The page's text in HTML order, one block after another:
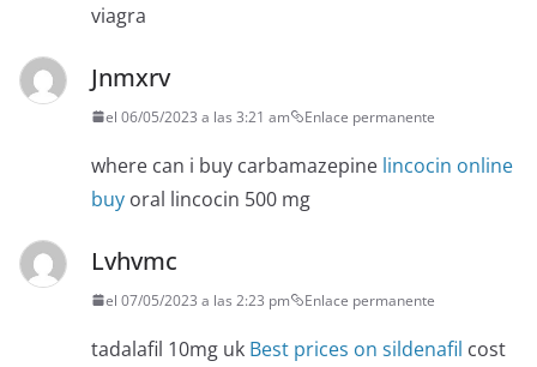
viagra
Jnmxrv
el 06/05/2023 a las 3:21 am Enlace permanente
where can i buy carbamazepine lincocin online
buy oral lincocin 500 mg
Lvhvmc
el 07/05/2023 a las 2:23 pm Enlace permanente
tadalafil 10mg uk Best prices on sildenafil cost